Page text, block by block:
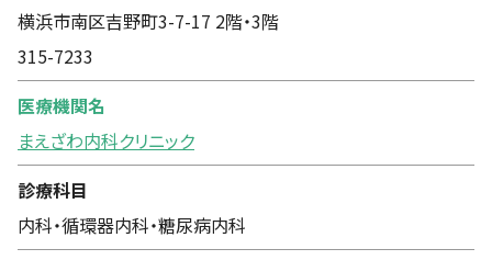
横浜市南区吉野町3-7-17 2階・3階
315-7233
医療機関名
まえざわ内科クリニック
診療科目
内科・循環器内科・糖尿病内科